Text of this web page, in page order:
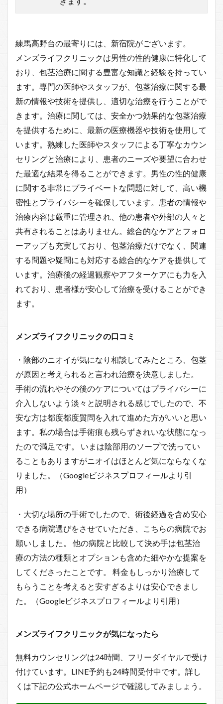
練馬高野台の最寄りには、新宿院がございます。
メンズライフクリニックは男性の性的健康に特化して
おり、包茎治療に関する豊富な知識と経験を持ってい
ます。専門の医師やスタッフが、包茎治療に関する最
新の情報や技術を提供し、適切な治療を行うことがで
きます。治療に関しては、安全かつ効果的な包茎治療
を提供するために、最新の医療機器や技術を使用して
います。熟練した医師やスタッフによる丁寧なカウン
セリングと治療により、患者のニーズや要望に合わせ
た最適な結果を得ることができます。男性の性的健康
に関する非常にプライベートな問題に対して、高い機
密性とプライバシーを確保しています。患者の情報や
治療内容は厳重に管理され、他の患者や外部の人々と
共有されることはありません。総合的なケアとフォロ
ーアップも充実しており、包茎治療だけでなく、関連
する問題や疑問にも対応する総合的なケアを提供して
います。治療後の経過観察やアフターケアにも力を入
れており、患者様が安心して治療を受けることができ
ます。
メンズライフクリニックの口コミ
・陰部のニオイが気になり相談してみたところ、包茎
が原因と考えられると言われ治療を決意しました。
手術の流れやその後のケアについてはプライバシーに
介入しないよう淡々と説明される感じでしたので、不
安な方は都度都度質問を入れて進めた方がいいと思い
ます。私の場合は手術痕も残らずきれいな状態になっ
たので満足です。 いまは陰部用のソープで洗ってい
ることもありますがニオイはほとんど気にならなくな
りました。（Googleビジネスプロフィールより引
用）
・大切な場所の手術でしたので、術後経過を含め安心
できる病院選びをさせていただき、こちらの病院でお
願いしました。 他の病院と比較して決め手は包茎治
療の方法の種類とオプションも含めた細やかな提案を
してくださったことです。 料金もしっかり治療して
もらうことを考えると安すぎるよりは安心できまし
た。（Googleビジネスプロフィールより引用）
メンズライフクリニックが気になったら
無料カウンセリングは24時間、フリーダイヤルで受け
付けています。LINE予約も24時間受付中です。詳し
くは下記の公式ホームページで確認してみましょう。